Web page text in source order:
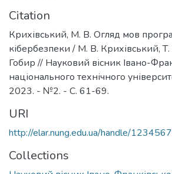
Citation
Крихівський, М. В. Огляд мов
кібербезпеки / М. В. Крихівський,
Гобир // Науковий вісник Івано-
національного технічного
2023. - №2. - С. 61-69.
URI
http://elar.nung.edu.ua/handle/
Collections